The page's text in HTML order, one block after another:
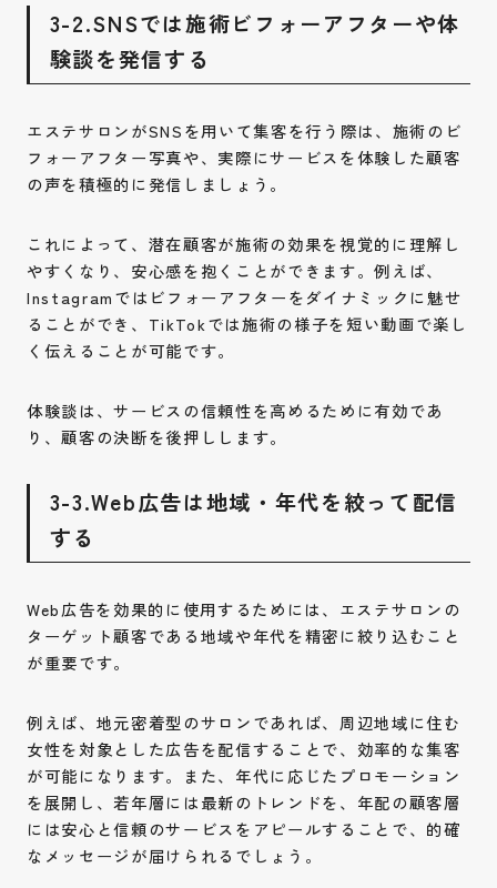
3-2.SNSでは施術ビフォーアフターや体
験談を発信する
エステサロンがSNSを用いて集客を行う際は、施術のビ
フォーアフター写真や、実際にサービスを体験した顧客
の声を積極的に発信しましょう。
これによって、潜在顧客が施術の効果を視覚的に理解し
やすくなり、安心感を抱くことができます。例えば、
Instagramではビフォーアフターをダイナミックに魅せ
ることができ、TikTokでは施術の様子を短い動画で楽し
く伝えることが可能です。
体験談は、サービスの信頼性を高めるために有効であ
り、顧客の決断を後押しします。
3-3.Web広告は地域・年代を絞って配信
する
Web広告を効果的に使用するためには、エステサロンの
ターゲット顧客である地域や年代を精密に絞り込むこと
が重要です。
例えば、地元密着型のサロンであれば、周辺地域に住む
女性を対象とした広告を配信することで、効率的な集客
が可能になります。また、年代に応じたプロモーション
を展開し、若年層には最新のトレンドを、年配の顧客層
には安心と信頼のサービスをアピールすることで、的確
なメッセージが届けられるでしょう。